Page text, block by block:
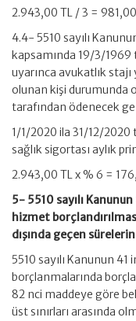
2.943,00 TL / 3 =
4.4- 5510 sayılı
kapsamında 19/3/1969
uyarınca avukatlık
olunan kişi durumunda
tarafından ödenecek
1/1/2020 ila 31/12/2020
sağlık sigortası aylık
2.943,00 TL x % 6 =
5- 5510 sayılı
hizmet
dışında geçen
5510 sayılı Kanunun
borçlanmalarında
82 nci maddeye göre
üst sınırları arasında